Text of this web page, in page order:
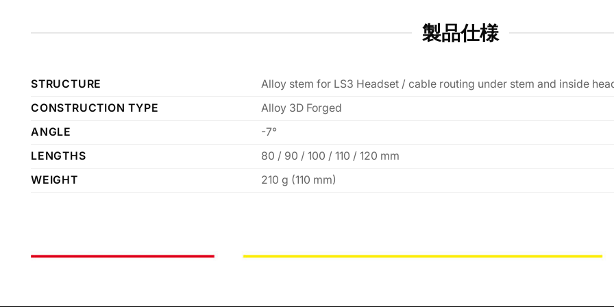
製品仕様
STRUCTURE
Alloy stem for LS3 Headset / cable routing under stem and inside
CONSTRUCTION TYPE
Alloy 3D Forged
ANGLE
-7°
LENGTHS
80 / 90 / 100 / 110 / 120 mm
WEIGHT
210 g (110 mm)